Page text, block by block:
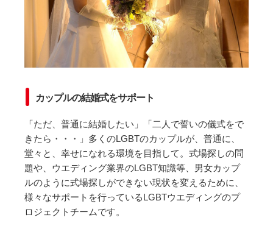
カップルの結婚式をサポート
「ただ、普通に結婚したい」「二人で誓いの儀式をで
きたら・・・」多くのLGBTのカップルが、普通に、
堂々と、幸せになれる環境を目指して。式場探しの問
題や、ウエディング業界のLGBT知識等、男女カップ
ルのように式場探しができない現状を変えるために、
様々なサポートを行っているLGBTウエディングのプ
ロジェクトチームです。